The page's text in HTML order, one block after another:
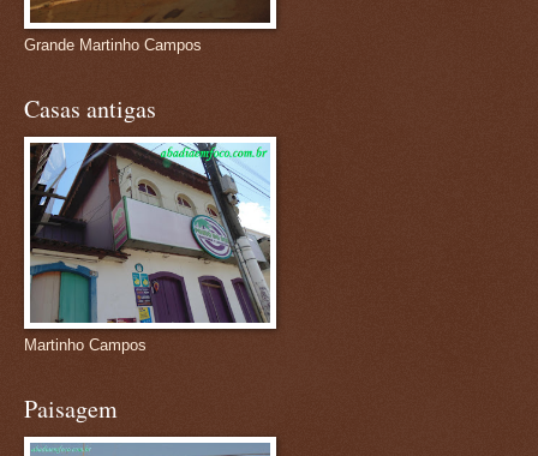
Grande Martinho Campos
Casas antigas
Martinho Campos
Paisagem